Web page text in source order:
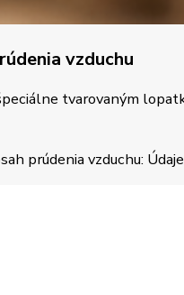
vzduchu
tvarovaným
prúdenia vzduchu: